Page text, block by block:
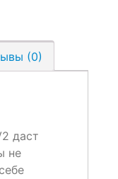
(0)
даст
не